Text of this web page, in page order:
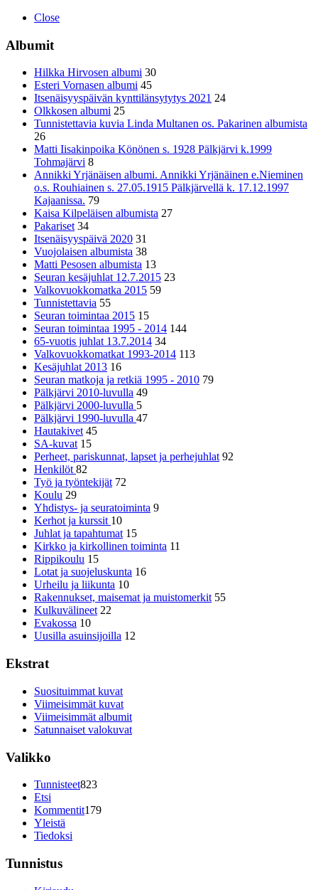
Close
Albumit
Hilkka Hirvosen albumi 30
Esteri Vornasen albumi 45
Itsenäisyyspäivän kynttilänsytytys 2021 24
Olkkosen albumi 25
Tunnistettavia kuvia Linda Multanen os. Pakarinen albumista
26
Matti Iisakinpoika Könönen s. 1928 Pälkjärvi k.1999
Tohmajärvi 8
Annikki Yrjänäisen albumi. Annikki Yrjänäinen e.Nieminen
o.s. Rouhiainen s. 27.05.1915 Pälkjärvellä k. 17.12.1997
Kajaanissa. 79
Kaisa Kilpeläisen albumista 27
Pakariset 34
Itsenäisyyspäivä 2020 31
Vuojolaisen albumista 38
Matti Pesosen albumista 13
Seuran kesäjuhlat 12.7.2015 23
Valkovuokkomatka 2015 59
Tunnistettavia 55
Seuran toimintaa 2015 15
Seuran toimintaa 1995 - 2014 144
65-vuotis juhlat 13.7.2014 34
Valkovuokkomatkat 1993-2014 113
Kesäjuhlat 2013 16
Seuran matkoja ja retkiä 1995 - 2010 79
Pälkjärvi 2010-luvulla 49
Pälkjärvi 2000-luvulla 5
Pälkjärvi 1990-luvulla 47
Hautakivet 45
SA-kuvat 15
Perheet, pariskunnat, lapset ja perhejuhlat 92
Henkilöt82
Työ ja työntekijät 72
Koulu 29
Yhdistys- ja seuratoiminta 9
Kerhot ja kurssit 10
Juhlat ja tapahtumat 15
Kirkko ja kirkollinen toiminta 11
Rippikoulu 15
Lotat ja suojeluskunta 16
Urheilu ja liikunta 10
Rakennukset, maisemat ja muistomerkit 55
Kulkuvälineet 22
Evakossa 10
Uusilla asuinsijoilla 12
Ekstrat
Suosituimmat kuvat
Viimeisimmät kuvat
Viimeisimmät albumit
Satunnaiset valokuvat
Valikko
Tunnisteet823
Etsi
Kommentit179
Yleistä
Tiedoksi
Tunnistus